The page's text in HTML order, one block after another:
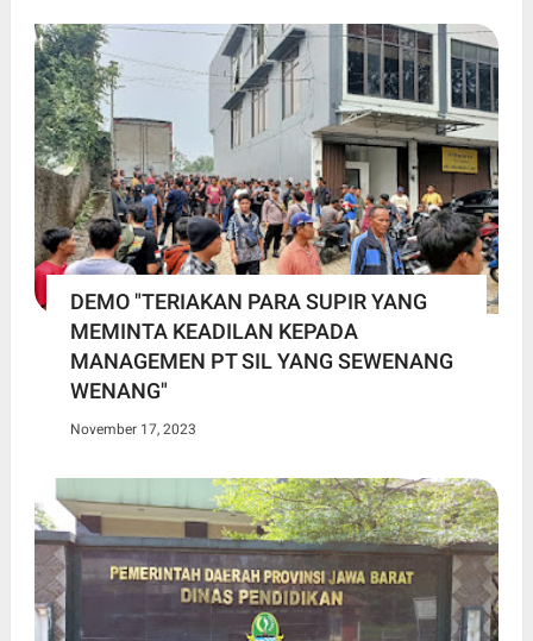
DEMO "TERIAKAN PARA SUPIR YANG
MEMINTA KEADILAN KEPADA
MANAGEMEN PT SIL YANG SEWENANG
WENANG"
November 17, 2023